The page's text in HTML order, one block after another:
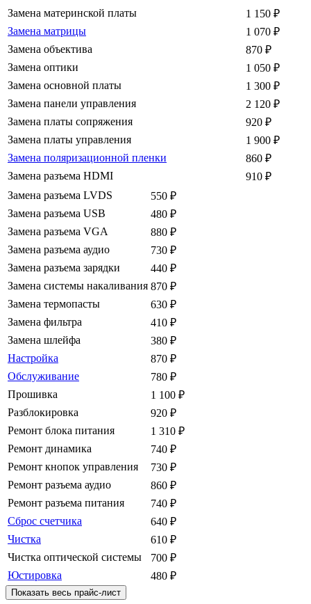
Замена материнской платы
1 150 ₽
Замена матрицы
1 070 ₽
Замена объектива
870 ₽
Замена оптики
1 050 ₽
Замена основной платы
1 300 ₽
Замена панели управления
2 120 ₽
Замена платы сопряжения
920 ₽
Замена платы управления
1 900 ₽
Замена поляризационной пленки
860 ₽
Замена разъема HDMI
910 ₽
Замена разъема LVDS
550 ₽
Замена разъема USB
480 ₽
Замена разъема VGA
880 ₽
Замена разъема аудио
730 ₽
Замена разъема зарядки
440 ₽
Замена системы накаливания 870 ₽
Замена термопасты
630 ₽
Замена фильтра
410 ₽
Замена шлейфа
380 ₽
Настройка
870 ₽
Обслуживание
780 ₽
Прошивка
1 100 ₽
Разблокировка
920 ₽
Ремонт блока питания
1 310 ₽
Ремонт динамика
740 ₽
Ремонт кнопок управления
730 ₽
Ремонт разъема аудио
860 ₽
Ремонт разъема питания
740 ₽
Сброс счетчика
640 ₽
Чистка
610 ₽
Чистка оптической системы
700 ₽
Юстировка
480 ₽
Показать весь прайс-лист